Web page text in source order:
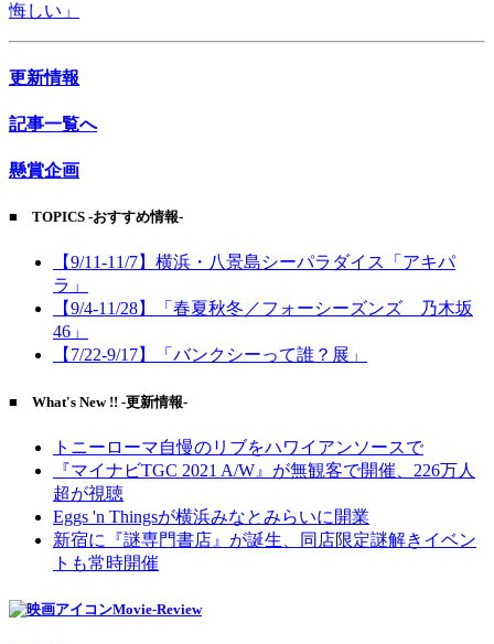
悔しい」
更新情報
記事一覧へ
懸賞企画
■ TOPICS -おすすめ情報-
【9/11-11/7】横浜・八景島シーパラダイス「アキパ
ラ」
【9/4-11/28】「春夏秋冬／フォーシーズンズ 乃木坂
46」
【7/22-9/17】「バンクシーって誰？展」
■ What's New !! -更新情報-
トニーローマ自慢のリブをハワイアンソースで
『マイナビTGC 2021 A/W』が無観客で開催、226万人
超が視聴
Eggs 'n Thingsが横浜みなとみらいに開業
新宿に『謎専門書店』が誕生、同店限定謎解きイベン
トも常時開催
Movie-Review